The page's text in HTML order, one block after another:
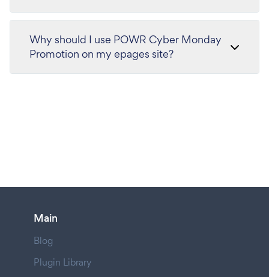
Why should I use POWR Cyber Monday
Promotion on my epages site?
Main
Blog
Plugin Library